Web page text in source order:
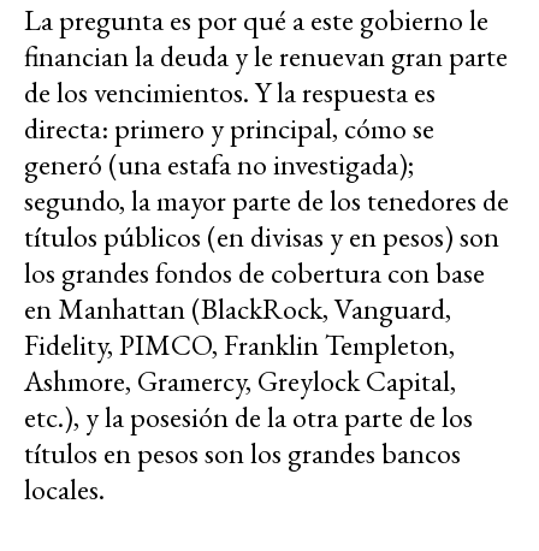
La pregunta es por qué a este gobierno le
financian la deuda y le renuevan gran parte
de los vencimientos. Y la respuesta es
directa: primero y principal, cómo se
generó (una estafa no investigada);
segundo, la mayor parte de los tenedores de
títulos públicos (en divisas y en pesos) son
los grandes fondos de cobertura con base
en Manhattan (BlackRock, Vanguard,
Fidelity, PIMCO, Franklin Templeton,
Ashmore, Gramercy, Greylock Capital,
etc.), y la posesión de la otra parte de los
títulos en pesos son los grandes bancos
locales.